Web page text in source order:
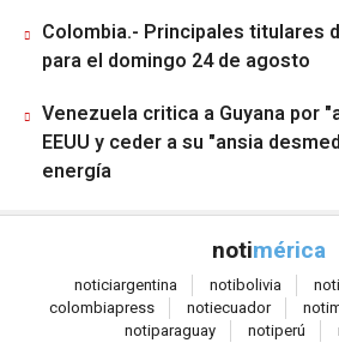
Colombia.- Principales titulares
para el domingo 24 de agosto
Venezuela critica a Guyana por
EEUU y ceder a su "ansia
energía
notimérica
noticiargentina notibolivia noti
colombiapress notiecuador noti
notiparaguay notiperú